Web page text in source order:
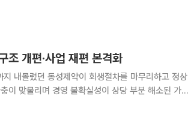
독대표 체제를 끝내
개편·사업 재편 본격화
내몰렸던 동성제약이 회생절차를 마무리하고 정상
이 맞물리며 경영 불확실성이 상당 부분 해소된 가
인가를 기점으로 경영 정상화